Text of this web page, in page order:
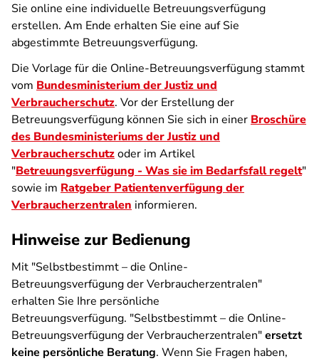
Sie online eine individuelle Betreuungsverfügung
erstellen. Am Ende erhalten Sie eine auf Sie
abgestimmte Betreuungsverfügung.
Die Vorlage für die Online-Betreuungsverfügung stammt
vom Bundesministerium der Justiz und
Verbraucherschutz. Vor der Erstellung der
Betreuungsverfügung können Sie sich in einer Broschüre
des Bundesministeriums der Justiz und
Verbraucherschutzoder im Artikel
"Betreuungsverfügung - Was sie im Bedarfsfall regelt"
sowie im Ratgeber Patientenverfügung der
Verbraucherzentralen informieren.
Hinweise zur Bedienung
Mit "Selbstbestimmt – die Online-
Betreuungsverfügung der Verbraucherzentralen"
erhalten Sie Ihre persönliche
Betreuungsverfügung. "Selbstbestimmt – die Online-
Betreuungsverfügung der Verbraucherzentralen"ersetzt
keine persönliche Beratung. Wenn Sie Fragen haben,